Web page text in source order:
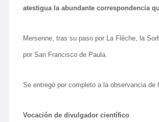
atestigua la abundante correspondencia
Mersenne, tras su paso por La Flêche, la
por San Francisco de Paula.
Se entregó por completo a la observancia
Vocación de divulgador científico